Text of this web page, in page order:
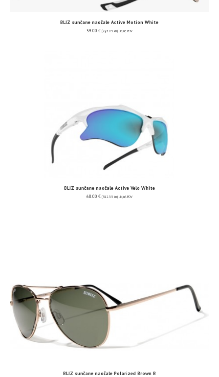
BLIZ sunčane naočale Active Motion White
39.00 € (293.85 kn) uključ. PDV
BLIZ sunčane naočale Active Velo White
68.00 € (512.35 kn) uključ. PDV
BLIZ sunčane naočale Polarized Brown B